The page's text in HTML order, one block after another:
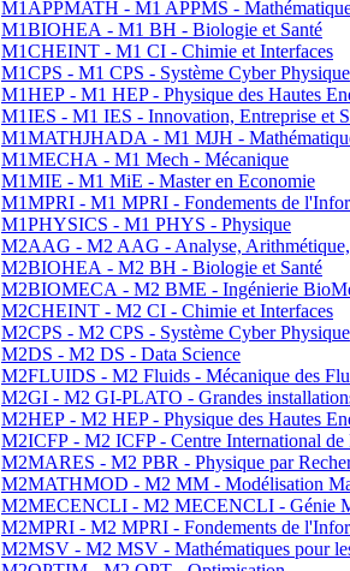
M1APPMATH - M1 APPMS -
M1BIOHEA - M1 BH - Biologie et Santé
M1CHEINT - M1 CI - Chimie et Interfaces
M1CPS - M1 CPS - Système Cyber Physique
M1HEP - M1 HEP - Physique des Hautes
M1IES - M1 IES - Innovation, Entreprise et
M1MATHJHADA - M1 MJH -
M1MECHA - M1 Mech - Mécanique
M1MIE - M1 MiE - Master en Economie
M1MPRI - M1 MPRI - Fondements de
M1PHYSICS - M1 PHYS - Physique
M2AAG - M2 AAG - Analyse,
M2BIOHEA - M2 BH - Biologie et Santé
M2BIOMECA - M2 BME - Ingénierie
M2CHEINT - M2 CI - Chimie et Interfaces
M2CPS - M2 CPS - Système Cyber Physique
M2DS - M2 DS - Data Science
M2FLUIDS - M2 Fluids - Mécanique des
M2GI - M2 GI-PLATO - Grandes
M2HEP - M2 HEP - Physique des Hautes
M2ICFP - M2 ICFP - Centre International de
M2MARES - M2 PBR - Physique par
M2MATHMOD - M2 MM - Modélisation
M2MECENCLI - M2 MECENCLI - Génie
M2MPRI - M2 MPRI - Fondements de
M2MSV - M2 MSV - Mathématiques pour